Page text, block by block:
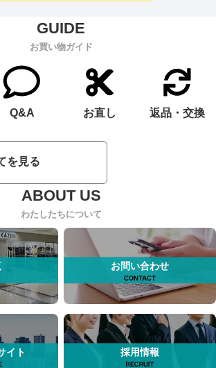
お買い物ガイド
Q&A お直し 返品・交換
を見る
わたしたちについて
お問い合わせ
イト 採用情報